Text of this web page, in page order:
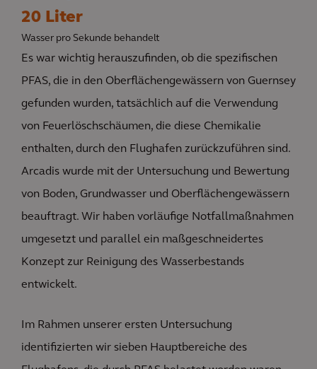
20 Liter
Wasser pro Sekunde behandelt
Es war wichtig herauszufinden, ob die spezifischen
PFAS, die in den Oberflächengewässern von Guernsey
gefunden wurden, tatsächlich auf die Verwendung
von Feuerlöschschäumen, die diese Chemikalie
enthalten, durch den Flughafen zurückzuführen sind.
Arcadis wurde mit der Untersuchung und Bewertung
von Boden, Grundwasser und Oberflächengewässern
beauftragt. Wir haben vorläufige Notfallmaßnahmen
umgesetzt und parallel ein maßgeschneidertes
Konzept zur Reinigung des Wasserbestands
entwickelt.
Im Rahmen unserer ersten Untersuchung
identifizierten wir sieben Hauptbereiche des